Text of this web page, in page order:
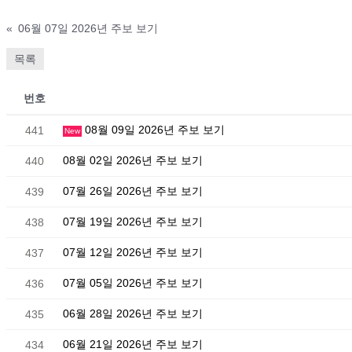
« 06월 07일 2026년 주보 보기
목록
번호
441 New 08월 09일 2026년 주보 보기
440 08월 02일 2026년 주보 보기
439 07월 26일 2026년 주보 보기
438 07월 19일 2026년 주보 보기
437 07월 12일 2026년 주보 보기
436 07월 05일 2026년 주보 보기
435 06월 28일 2026년 주보 보기
434 06월 21일 2026년 주보 보기